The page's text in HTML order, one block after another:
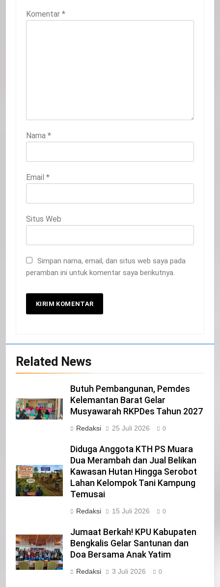
Komentar *
Nama *
Email *
Situs Web
Simpan nama, email, dan situs web saya pada
peramban ini untuk komentar saya berikutnya.
Related News
Butuh Pembangunan, Pemdes
Kelemantan Barat Gelar
Musyawarah RKPDes Tahun 2027
Redaksi 25 Juli 2026 0
Diduga Anggota KTH PS Muara
Dua Merambah dan Jual Belikan
Kawasan Hutan Hingga Serobot
Lahan Kelompok Tani Kampung
Temusai
Redaksi 15 Juli 2026 0
Jumaat Berkah! KPU Kabupaten
Bengkalis Gelar Santunan dan
Doa Bersama Anak Yatim
Redaksi 3 Juli 2026 0
IKLAN
NORMAN SILITONGA CALEG DPRD
NURGARAHA HARPAL NOVTEN, SH
CALON ANGGOTA DPRD PROVINSI
DKI JAKARTA
IKLAN
Pimpinan Beserta Anggota DPRD
Kabupaten Siak Mengucapkan
Ke- 26